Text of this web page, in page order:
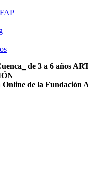
de 3 a 6 años
de la Fundación